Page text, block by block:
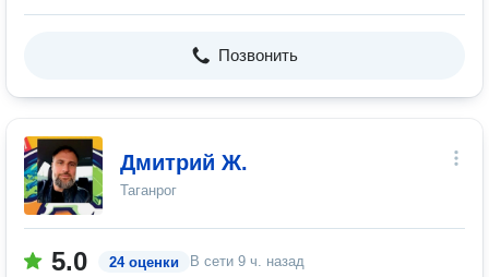
Позвонить
Дмитрий Ж.
Таганрог
5.0 24 оценки В сети 9 ч. назад